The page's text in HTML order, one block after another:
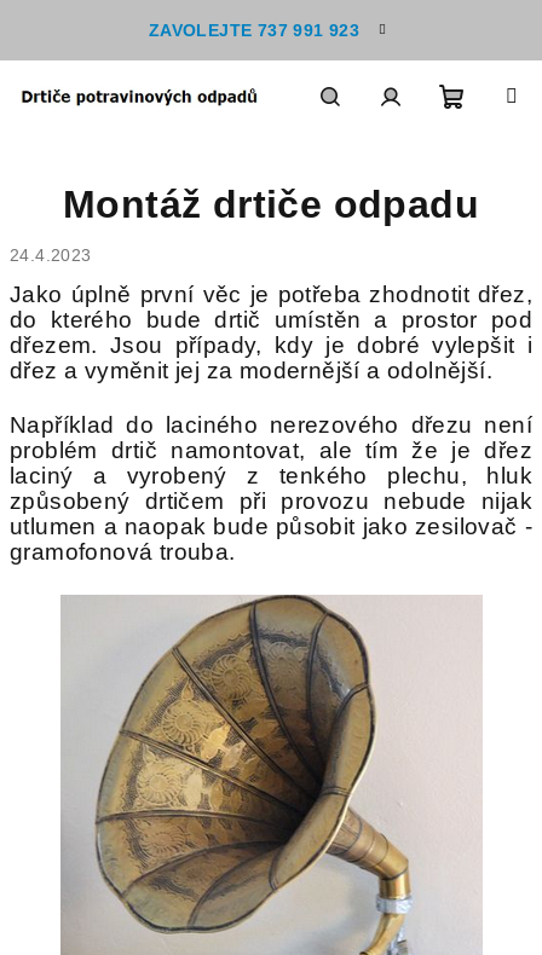
obsah
ZAVOLEJTE 737 991 923
košík
Montáž drtiče odpadu
24.4.2023
Jako úplně první věc je potřeba zhodnotit dřez,
do kterého bude drtič umístěn a prostor pod
dřezem. Jsou případy, kdy je dobré vylepšit i
dřez a vyměnit jej za modernější a odolnější.
Například do laciného nerezového dřezu není
problém drtič namontovat, ale tím že je dřez
laciný a vyrobený z tenkého plechu, hluk
způsobený drtičem při provozu nebude nijak
utlumen a naopak bude působit jako zesilovač -
gramofonová trouba.